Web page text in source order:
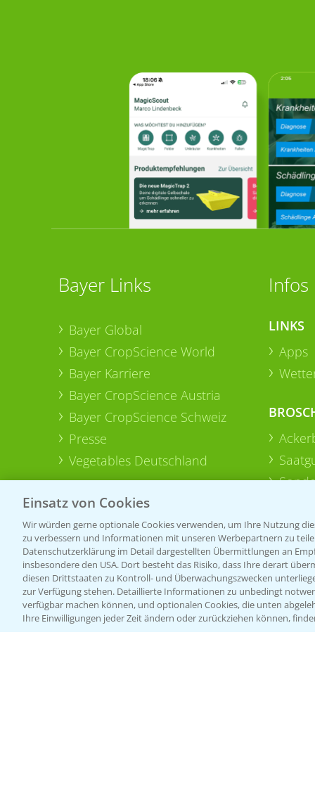
Bayer Links
Bayer Global
Bayer CropScience World
Bayer Karriere
Bayer CropScience Austria
Bayer CropScience Schweiz
Presse
Vegetables Deutschland
Infos
LINKS
Apps
Einsatz von Cookies
Wir würden gerne optionale Cookies verwenden, um Ihre Nutzung
zu verbessern und Informationen mit unseren Werbepartnern zu
Datenschutzerklärung im Detail dargestellten Übermittlungen an
insbesondere den USA. Dort besteht das Risiko, dass Ihre derart
diesen Drittstaaten zu Kontroll- und Überwachungszwecken
zur Verfügung stehen. Detaillierte Informationen zu unbedingt
verfügbar machen können, und optionalen Cookies, die unten
Ihre Einwilligungen jeder Zeit ändern oder zurückziehen können,